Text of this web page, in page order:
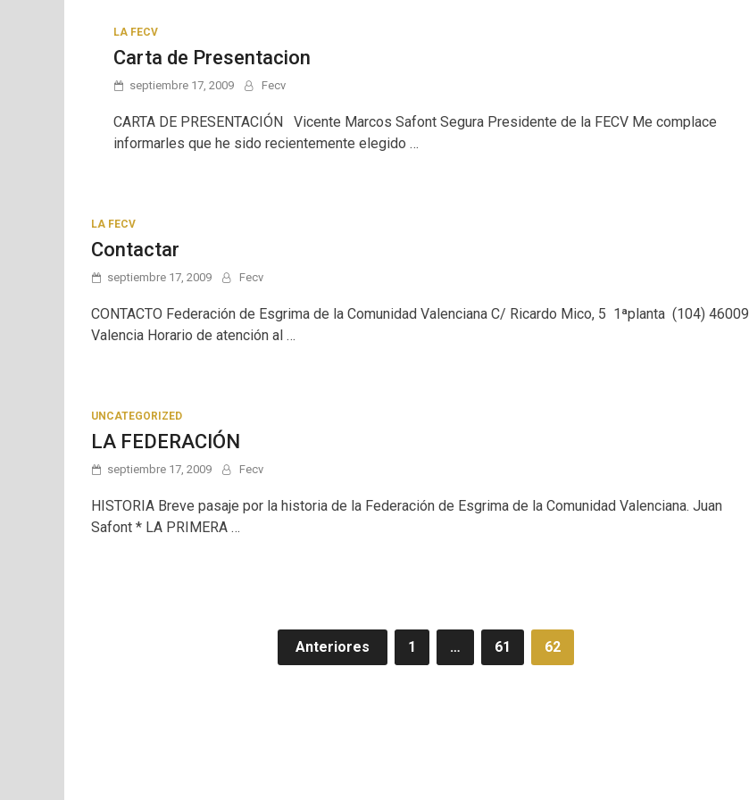
LA FECV
Carta de Presentacion
septiembre 17, 2009 Fecv
CARTA DE PRESENTACIÓN Vicente Marcos Safont Segura Presidente de la FECV Me complace
informarles que he sido recientemente elegido …
LA FECV
Contactar
septiembre 17, 2009 Fecv
CONTACTO Federación de Esgrima de la Comunidad Valenciana C/ Ricardo Mico, 5 1ªplanta (104) 46009
Valencia Horario de atención al …
UNCATEGORIZED
LA FEDERACIÓN
septiembre 17, 2009 Fecv
HISTORIA Breve pasaje por la historia de la Federación de Esgrima de la Comunidad Valenciana. Juan
Safont * LA PRIMERA …
Anteriores 1 … 61 62